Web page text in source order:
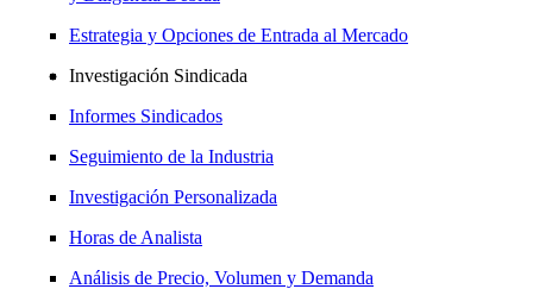
Estrategia y Opciones de Entrada al Mercado
Investigación Sindicada
Informes Sindicados
Seguimiento de la Industria
Investigación Personalizada
Horas de Analista
Análisis de Precio, Volumen y Demanda